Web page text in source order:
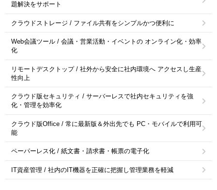
題解決をサポート
クラウドストレージ / ファイル共有をシンプルかつ便利に
Web会議ツール / 会議・営業活動・イベントの オンライン化・効率
化
リモートデスクトップ / 社外から安全に社内環境へ アクセスし生産
性向上
クラウド版セキュリティ / サーバーレスで社内セキュリティを強
化・管理を効率化
クラウド版Office / 常に最新版＆外出先でも PC・モバイルで利用可
能
ペーパーレス化 / 紙文書・請求書・帳票の電子化
IT資産管理 / 社内のIT機器を正確に把握し管理業務を軽減